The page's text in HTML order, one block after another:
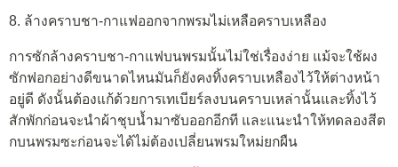
8. ล้างคราบชา-กาแฟออกจากพรมไม่เหลือคราบเหลือง
การซักล้างคราบชา-กาแฟบนพรมนั้นไม่ใช่เรื่องง่าย แม้จะใช้ผง
ซักฟอกอย่างดีขนาดไหนมันก็ยังคงทิ้งคราบเหลืองไว้ให้ต่างหน้า
อยู่ดี ดังนั้นต้องแก้ด้วยการเทเบียร์ลงบนคราบเหล่านั้นและทิ้งไว้
สักพักก่อนจะนำผ้าชุบน้ำมาซับออกอีกที และแนะนำให้ทดลองสีต
กบนพรมซะก่อนจะได้ไม่ต้องเปลี่ยนพรมใหม่ยกผืน